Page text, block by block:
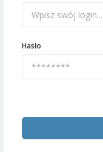
Hasło